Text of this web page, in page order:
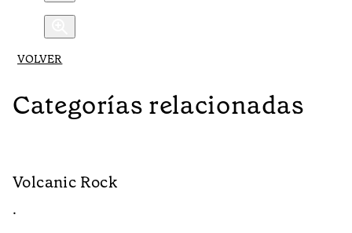
VOLVER
Categorías relacionadas
Volcanic Rock
•